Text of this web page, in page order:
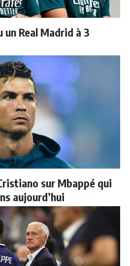
un Real Madrid à 3
sur Mbappé qui
aujourd’hui